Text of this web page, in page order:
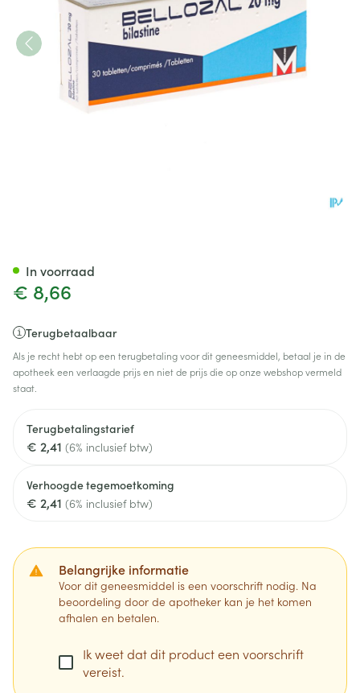
€ 8,66
Terugbetaalbaar
Als je recht hebt op een terugbetaling voor dit geneesmiddel, betaal je in de
apotheek een verlaagde prijs en niet de prijs die op onze webshop vermeld
staat.
Terugbetalingstarief
€ 2,41 (6% inclusief btw)
Verhoogde tegemoetkoming
€ 2,41 (6% inclusief btw)
Belangrijke informatie
Voor dit geneesmiddel is een voorschrift nodig. Na
beoordeling door de apotheker kan je het komen
afhalen en betalen.
Ik weet dat dit product een voorschrift
vereist.
In voorraad